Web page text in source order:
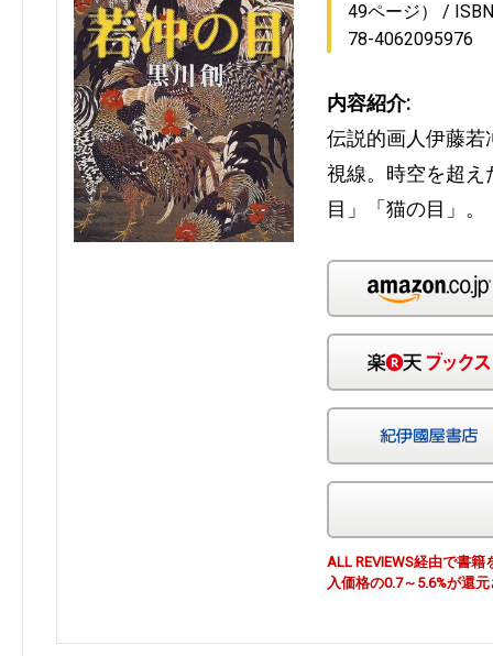
49ページ）
78-4062095976
内容紹介:
伝説的画人伊藤若
視線。時空を超え
目」「猫の目」。
ALL REVIEWS経由で書
入価格の0.7～5.6%が還